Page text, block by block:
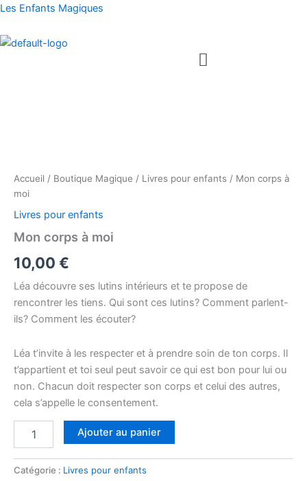
Aller
contenu
Les Enfants Magiques
Menu
Accueil / Boutique Magique / Livres pour enfants / Mon corps à
moi
Livres pour enfants
Mon corps à moi
10,00 €
Léa découvre ses lutins intérieurs et te propose de
rencontrer les tiens. Qui sont ces lutins? Comment parlent-
ils? Comment les écouter?
Léa t’invite à les respecter et à prendre soin de ton corps. Il
t’appartient et toi seul peut savoir ce qui est bon pour lui ou
non. Chacun doit respecter son corps et celui des autres,
cela s’appelle le consentement.
Ajouter au panier
Catégorie : Livres pour enfants